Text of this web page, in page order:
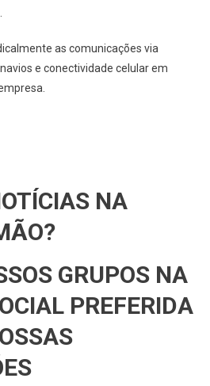
as comunicações via
e conectividade celular em
NA
GRUPOS NA
PREFERIDA